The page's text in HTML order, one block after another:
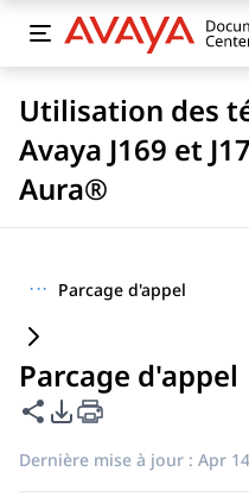
Utilisation des
Avaya J169 et
Aura®
··· Parcage d'appel
Parcage d'appel
Partager cette page
Options
Dernière mise à jour : Apr